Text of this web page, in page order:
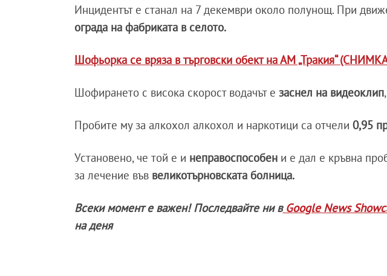
Инцидентът е станал на 7 декември около полунощ. При
ограда на фабриката в селото.
Шофьорка се вряза в търговски обект на АМ „Тракия“
Шофирането с висока скорост водачът е заснел на видеоклип
Пробите му за алкохол алкохол и наркотици са отчели 0,95
Установено, че той е и неправоспособен и е дал е кръвна
за лечение във великотърновската болница.
Всеки момент е важен! Последвайте ни вGoogle News
на деня